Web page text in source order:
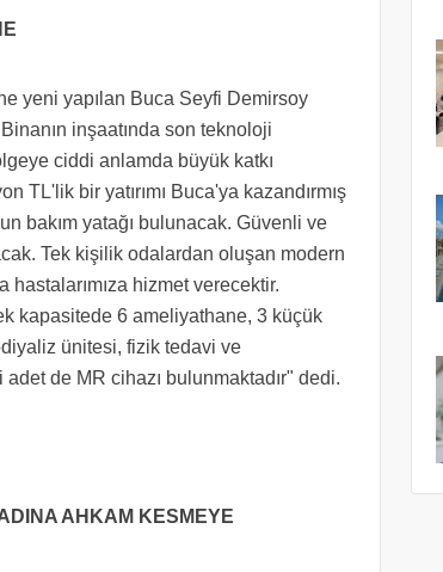
yeni yapılan Buca Seyfi Demirsoy
inşaatında son teknoloji
ciddi anlamda büyük katkı
TL'lik bir yatırımı Buca'ya kazandırmış
bakım yatağı bulunacak. Güvenli ve
Tek kişilik odalardan oluşan modern
hastalarımıza hizmet verecektir.
kapasitede 6 ameliyathane, 3 küçük
ünitesi, fizik tedavi ve
de MR cihazı bulunmaktadır" dedi.
AHKAM KESMEYE